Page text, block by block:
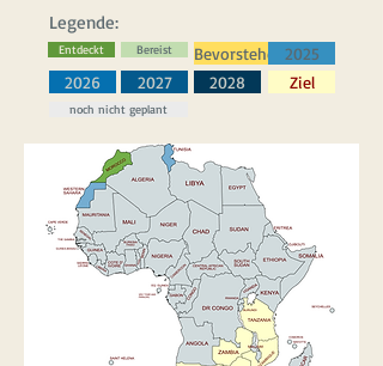
Legende:
Entdeckt Bereist Bevorstehend2025
2026
2027 2028 Ziel
noch nicht geplant